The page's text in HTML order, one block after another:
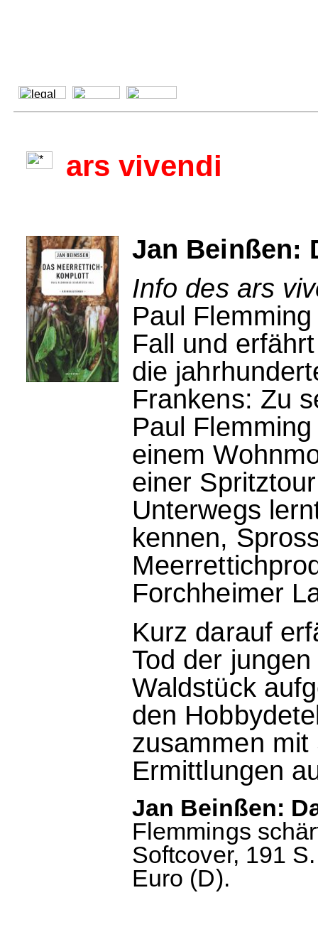
ars vivendi
Jan Beinßen:
Info des ars
Paul
Fall und
die
Frankens: Zu
Paul
einem
einer
Unterwegs
kennen,
Forchheimer
Kurz darauf
Tod der
Waldstück
den
zusammen
Ermittlungen
Jan Beinßen:
Flemmings
Softcover, 191
Euro (D).